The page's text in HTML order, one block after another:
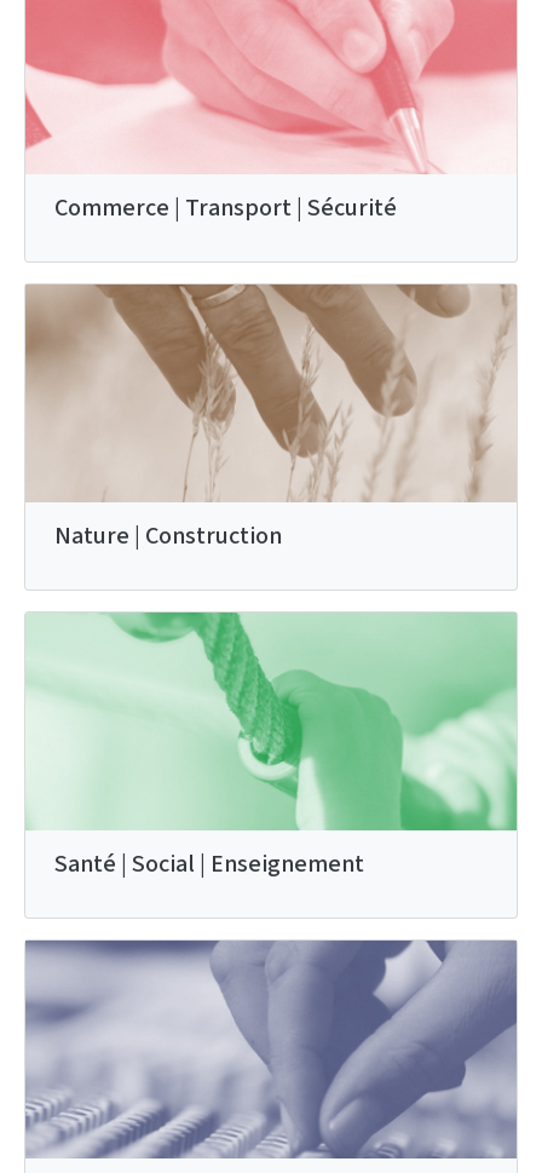
Commerce | Transport | Sécurité
Nature | Construction
Santé | Social | Enseignement